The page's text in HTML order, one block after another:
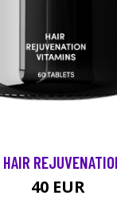
HAIR
40 EUR